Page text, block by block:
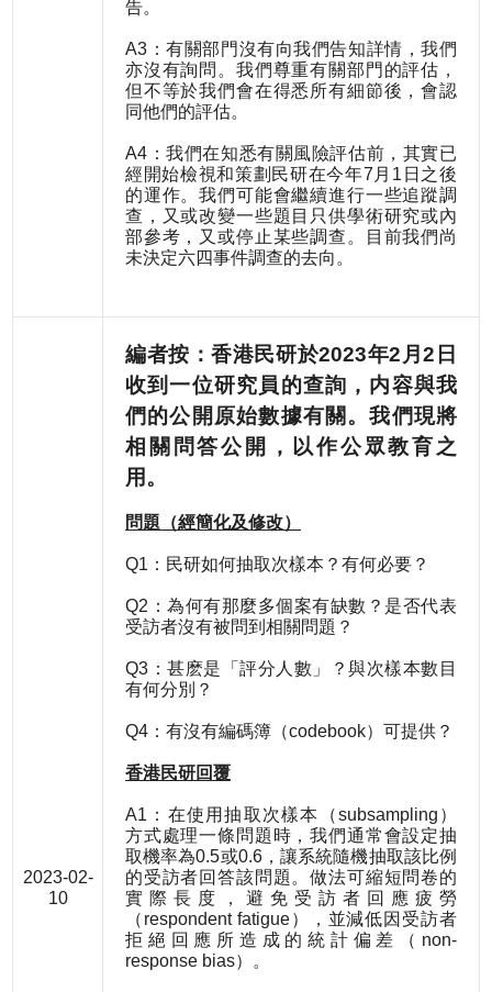
告。
A3：有關部門沒有向我們告知詳情，我們
亦沒有詢問。我們尊重有關部門的評估，
但不等於我們會在得悉所有細節後，會認
同他們的評估。
A4：我們在知悉有關風險評估前，其實已
經開始檢視和策劃民研在今年7月1日之後
的運作。我們可能會繼續進行一些追蹤調
查，又或改變一些題目只供學術研究或內
部參考，又或停止某些調查。目前我們尚
未決定六四事件調查的去向。
2023-02-
10
編者按：香港民研於2023年2月2日
收到一位研究員的查詢，内容與我
們的公開原始數據有關。我們現將
相關問答公開，以作公眾教育之
用。
問題（經簡化及修改）
Q1：民研如何抽取次樣本？有何必要？
Q2：為何有那麼多個案有缺數？是否代表
受訪者沒有被問到相關問題？
Q3：甚麽是「評分人數」？與次樣本數目
有何分別？
Q4：有沒有編碼簿（codebook）可提供？
香港民研回覆
A1：在使用抽取次樣本（subsampling）
方式處理一條問題時，我們通常會設定抽
取機率為0.5或0.6，讓系統隨機抽取該比例
的受訪者回答該問題。做法可縮短問卷的
實際長度，避免受訪者回應疲勞
（respondent fatigue），並減低因受訪者
拒絕回應所造成的統計偏差（non-
response bias）。